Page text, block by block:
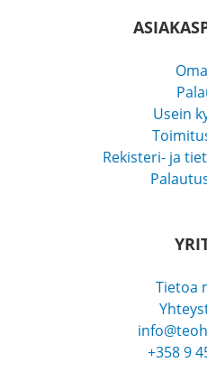
Usein
Rekisteri- ja
Tietoa
+358 9